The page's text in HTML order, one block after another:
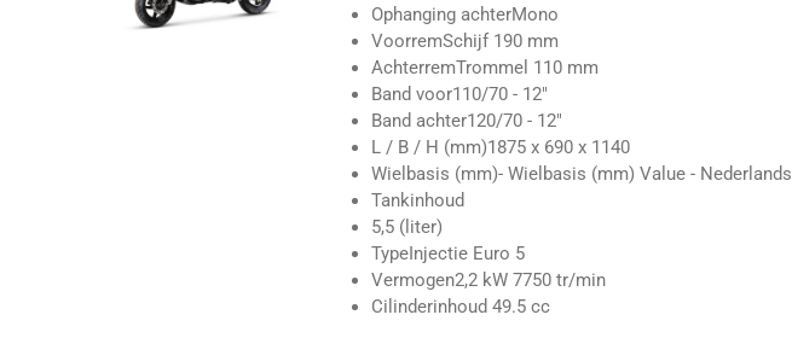
Ophanging achterMono
VoorremSchijf 190 mm
AchterremTrommel 110 mm
Band voor110/70 - 12"
Band achter120/70 - 12"
L / B / H (mm)1875 x 690 x 1140
Wielbasis (mm)- Wielbasis (mm) Value - Nederlands
Tankinhoud
5,5 (liter)
TypeInjectie Euro 5
Vermogen2,2 kW 7750 tr/min
Cilinderinhoud 49.5 cc